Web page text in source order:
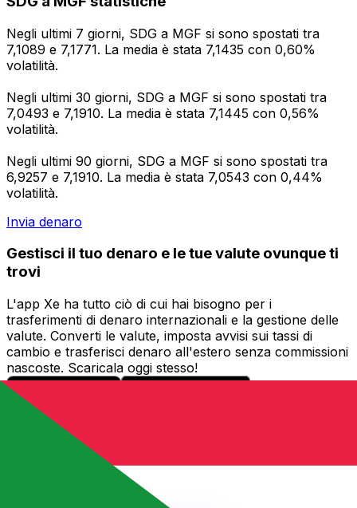
Negli ultimi 7 giorni, SDG a MGF si sono spostati tra
7,1089 e 7,1771. La media è stata 7,1435 con 0,60%
volatilità.
Negli ultimi 30 giorni, SDG a MGF si sono spostati tra
7,0493 e 7,1910. La media è stata 7,1445 con 0,56%
volatilità.
Negli ultimi 90 giorni, SDG a MGF si sono spostati tra
6,9257 e 7,1910. La media è stata 7,0543 con 0,44%
volatilità.
Invia denaro
Gestisci il tuo denaro e le tue valute ovunque ti
trovi
L'app Xe ha tutto ciò di cui hai bisogno per i
trasferimenti di denaro internazionali e la gestione delle
valute. Converti le valute, imposta avvisi sui tassi di
cambio e trasferisci denaro all'estero senza commissioni
nascoste. Scaricala oggi stesso!